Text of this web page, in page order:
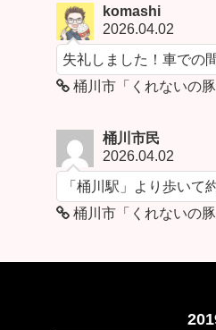
komashi
2026.04.02
失礼しました！車での
桶川市「くれないの
桶川市民
2026.04.02
「桶川駅」より歩い
桶川市「くれないの